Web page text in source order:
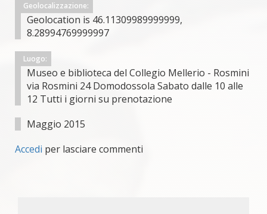
Geolocalizzazione:
Geolocation is 46.11309989999999,
8.28994769999997
Luogo:
Museo e biblioteca del Collegio Mellerio - Rosmini
via Rosmini 24 Domodossola Sabato dalle 10 alle
12 Tutti i giorni su prenotazione
Maggio 2015
Accedi per lasciare commenti